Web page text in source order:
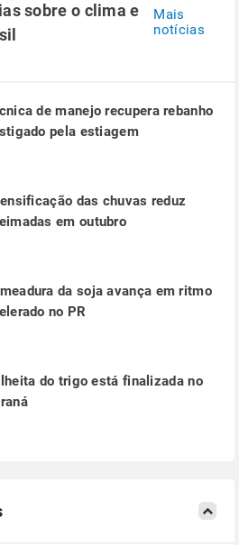
sobre o clima e
Mais
notícias
de manejo recupera rebanho
pela estiagem
das chuvas reduz
em outubro
da soja avança em ritmo
no PR
do trigo está finalizada no